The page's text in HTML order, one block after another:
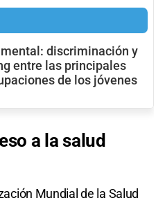
discriminación y
entre las principales
de los jóvenes
a la salud
Mundial de la Salud